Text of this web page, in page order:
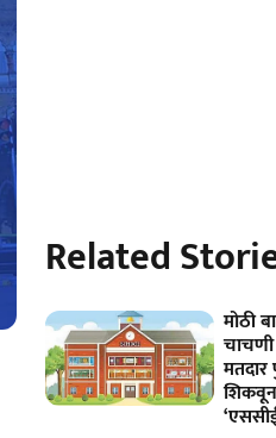
Related
मोठी
मतदार